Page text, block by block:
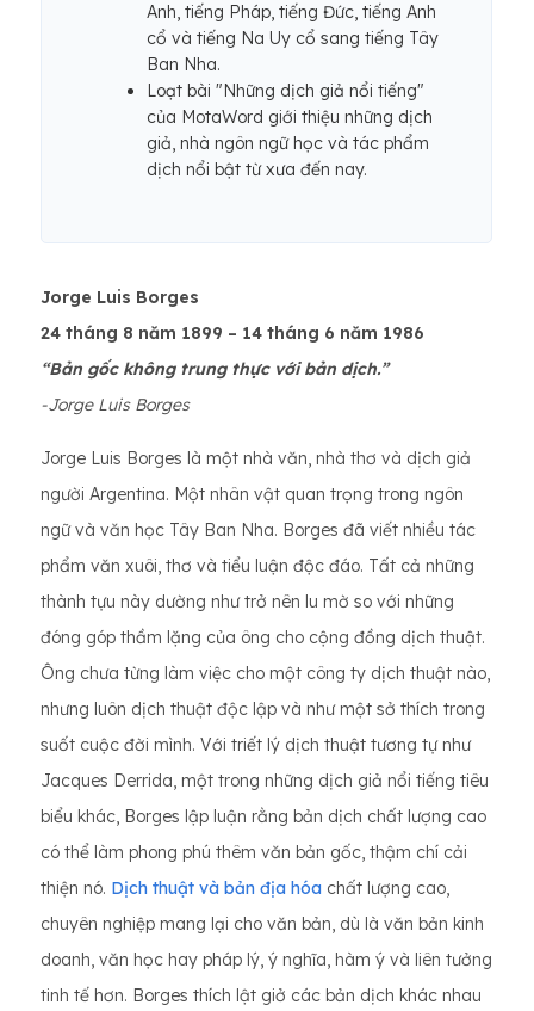
Anh, tiếng Pháp, tiếng Đức, tiếng Anh
cổ và tiếng Na Uy cổ sang tiếng Tây
Ban Nha.
Loạt bài "Những dịch giả nổi tiếng"
của MotaWord giới thiệu những dịch
giả, nhà ngôn ngữ học và tác phẩm
dịch nổi bật từ xưa đến nay.
Jorge Luis Borges
24 tháng 8 năm 1899 – 14 tháng 6 năm 1986
“Bản gốc không trung thực với bản dịch.”
-Jorge Luis Borges
Jorge Luis Borges là một nhà văn, nhà thơ và dịch giả
người Argentina. Một nhân vật quan trọng trong ngôn
ngữ và văn học Tây Ban Nha. Borges đã viết nhiều tác
phẩm văn xuôi, thơ và tiểu luận độc đáo. Tất cả những
thành tựu này dường như trở nên lu mờ so với những
đóng góp thầm lặng của ông cho cộng đồng dịch thuật.
Ông chưa từng làm việc cho một công ty dịch thuật nào,
nhưng luôn dịch thuật độc lập và như một sở thích trong
suốt cuộc đời mình. Với triết lý dịch thuật tương tự như
Jacques Derrida, một trong những dịch giả nổi tiếng tiêu
biểu khác, Borges lập luận rằng bản dịch chất lượng cao
có thể làm phong phú thêm văn bản gốc, thậm chí cải
thiện nó. Dịch thuật và bản địa hóa chất lượng cao,
chuyên nghiệp mang lại cho văn bản, dù là văn bản kinh
doanh, văn học hay pháp lý, ý nghĩa, hàm ý và liên tưởng
tinh tế hơn. Borges thích lật giở các bản dịch khác nhau